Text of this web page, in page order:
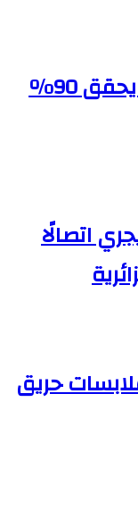
تنسيق الجامعات 2026.. هل يحقق 90%
اتصالًا
حريق